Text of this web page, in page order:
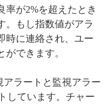
率が2%を超えたとき
。もし指数値がアラ
時に連絡され、ユー
できます。
アラートと監視アラー
しています。チャー